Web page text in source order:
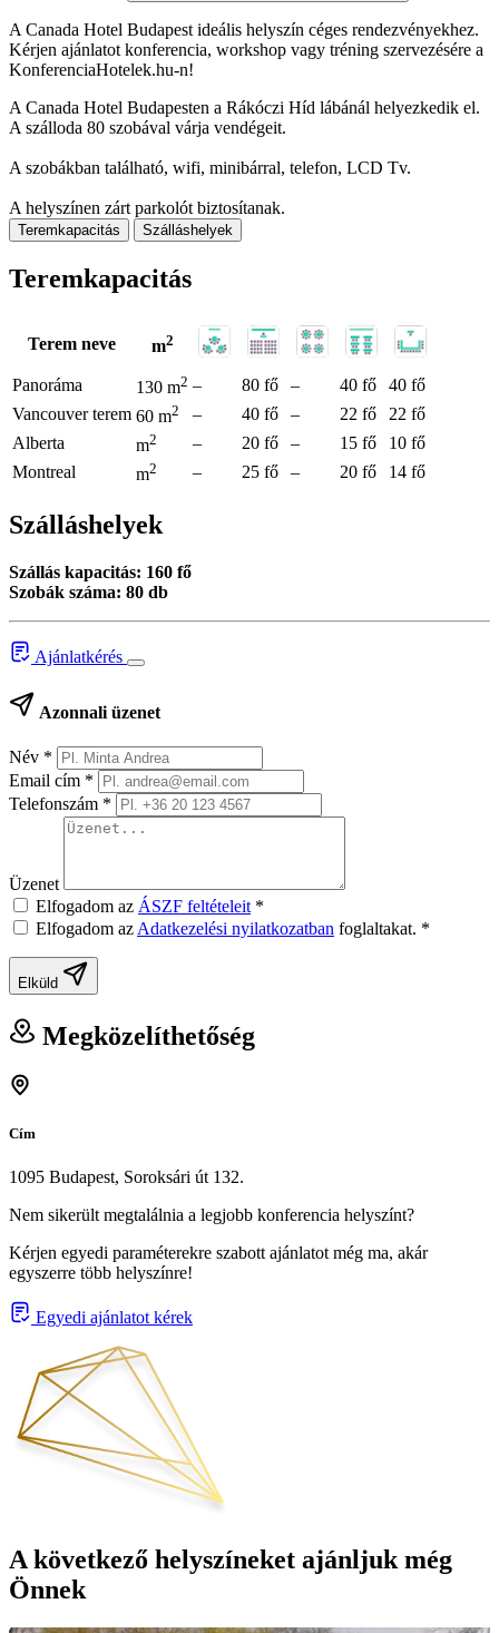
A Canada Hotel Budapest ideális helyszín céges rendezvényekhez.
Kérjen ajánlatot konferencia, workshop vagy tréning szervezésére a
KonferenciaHotelek.hu-n!
A Canada Hotel Budapesten a Rákóczi Híd lábánál helyezkedik el.
A szálloda 80 szobával várja vendégeit.
A szobákban található, wifi, minibárral, telefon, LCD Tv.
A helyszínen zárt parkolót biztosítanak.
Teremkapacitás Szálláshelyek
Teremkapacitás
Terem neve m2
Panoráma 130 m2 – 80 fő – 40 fő
40 fő
Vancouver terem 60 m2 – 40 fő – 22 fő
22 fő
Alberta
m2 – 20 fő – 15 fő
10 fő
Montreal
m2 – 25 fő – 20 fő 14 fő
Szálláshelyek
Szállás kapacitás: 160 fő
Szobák száma: 80 db
Ajánlatkérés
Azonnali üzenet
Név *
Email cím *
Telefonszám *
Üzenet
Elfogadom az ÁSZF feltételeit *
Elfogadom az Adatkezelési nyilatkozatban foglaltakat. *
Elküld
Megközelíthetőség
Cím
1095 Budapest, Soroksári út 132.
Nem sikerült megtalálnia a legjobb konferencia helyszínt?
Kérjen egyedi paraméterekre szabott ajánlatot még ma, akár
egyszerre több helyszínre!
Egyedi ajánlatot kérek
A következő helyszíneket ajánljuk még
Önnek